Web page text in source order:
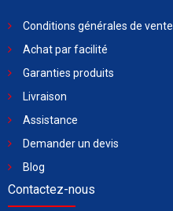
Conditions générales de vente
Achat par facilité
Garanties produits
Livraison
Assistance
Demander un devis
Blog
Contactez-nous